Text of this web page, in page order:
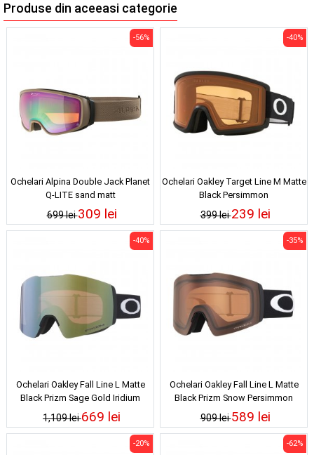
Produse din aceeasi categorie
Ochelari Alpina Double Jack Planet
Q-LITE sand matt
699 lei
-56%
309 lei
Ochelari Oakley Target Line M Matte
Black Persimmon
399 lei
-40%
239 lei
Ochelari Oakley Fall Line L Matte
Black Prizm Sage Gold Iridium
1,109 lei
-40%
669 lei
Ochelari Oakley Fall Line L Matte
Black Prizm Snow Persimmon
909 lei
-35%
589 lei
-20% -62%